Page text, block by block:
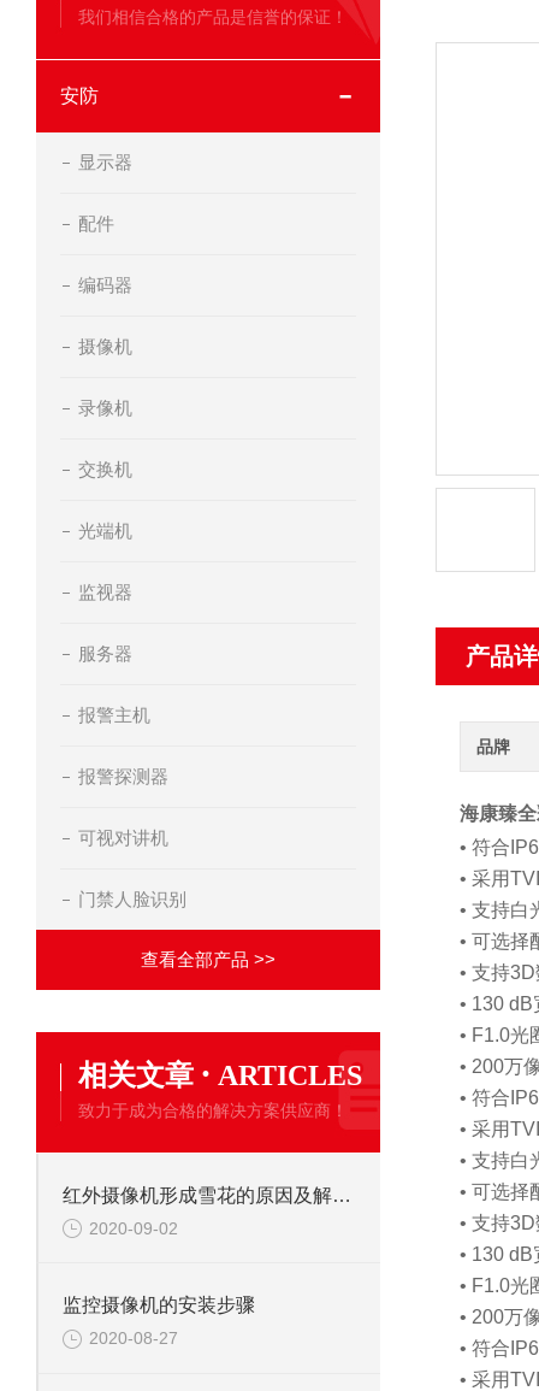
我们相信合格的产品是信誉的保证！
安防
显示器
配件
编码器
摄像机
录像机
交换机
光端机
监视器
服务器
报警主机
报警探测器
可视对讲机
门禁人脸识别
查看全部产品 >>
相关文章 · ARTICLES
致力于成为合格的解决方案供应商！
红外摄像机形成雪花的原因及解决办法
2020-09-02
监控摄像机的安装步骤
2020-08-27
产品
品牌
海康臻
• 符合
• 采用
• 支持白
• 可选择
• 支持
• 130
• F1.0光
• 200万
• 符合
• 采用
• 支持白
• 可选择
• 支持
• 130
• F1.0光
• 200万
• 符合
• 采用